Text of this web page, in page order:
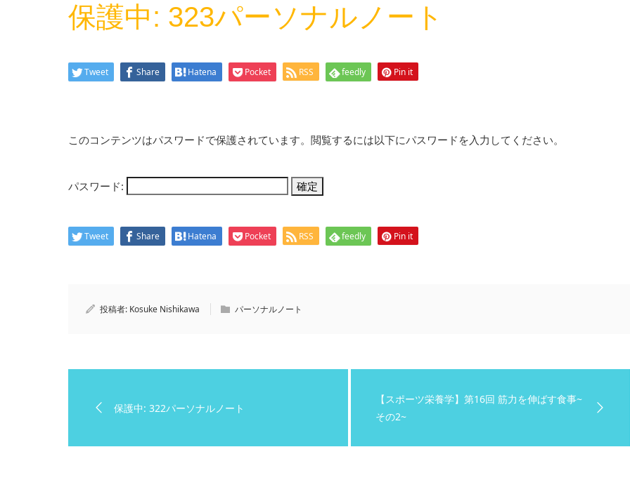
保護中: 323パーソナルノート
Tweet Share Hatena Pocket RSS feedly Pin it
このコンテンツはパスワードで保護されています。閲覧するには以下にパスワードを入力してください。
パスワード:
Tweet Share Hatena Pocket RSS feedly Pin it
投稿者: Kosuke Nishikawa パーソナルノート
保護中: 322パーソナルノート
【スポーツ栄養学】第16回 筋力を伸ばす食事~
その2~